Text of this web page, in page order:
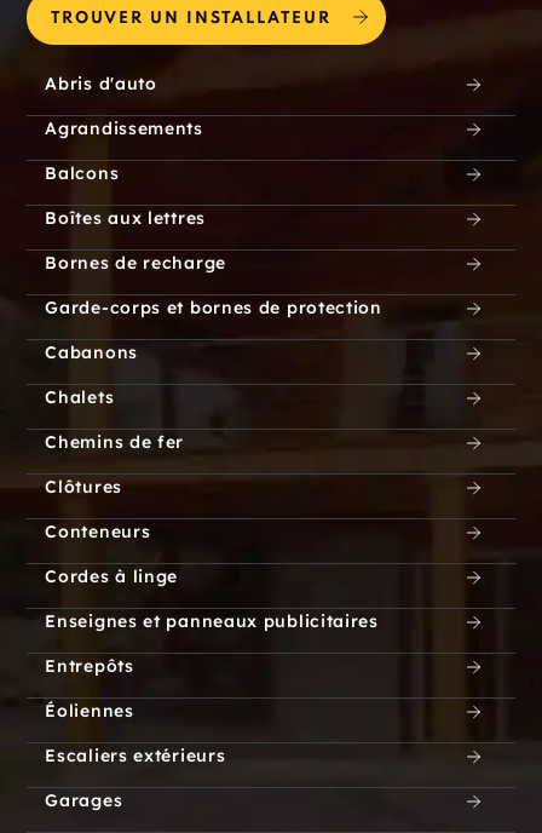
TROUVER UN INSTALLATEUR
Abris d'auto
Agrandissements
Balcons
Boîtes aux lettres
Bornes de recharge
Garde-corps et bornes de protection
Cabanons
Chalets
Chemins de fer
Clôtures
Conteneurs
Cordes à linge
Enseignes et panneaux publicitaires
Entrepôts
Éoliennes
Escaliers extérieurs
Garages